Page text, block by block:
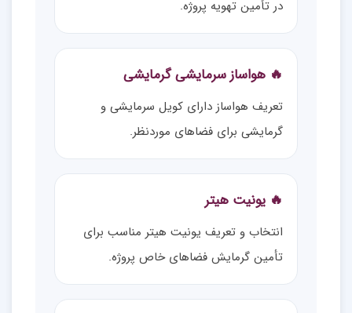
در تأمین تهویه پروژه.
🔥 هواساز سرمایشی گرمایشی
تعریف هواساز دارای کویل سرمایشی و
گرمایشی برای فضاهای موردنظر.
🔥 یونیت هیتر
انتخاب و تعریف یونیت هیتر مناسب برای
تأمین گرمایش فضاهای خاص پروژه.